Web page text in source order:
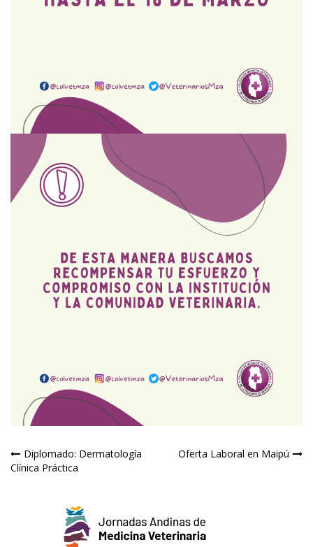
Navegación
de
entradas
Diplomado: Dermatología
Clínica Práctica
Oferta Laboral en Maipú